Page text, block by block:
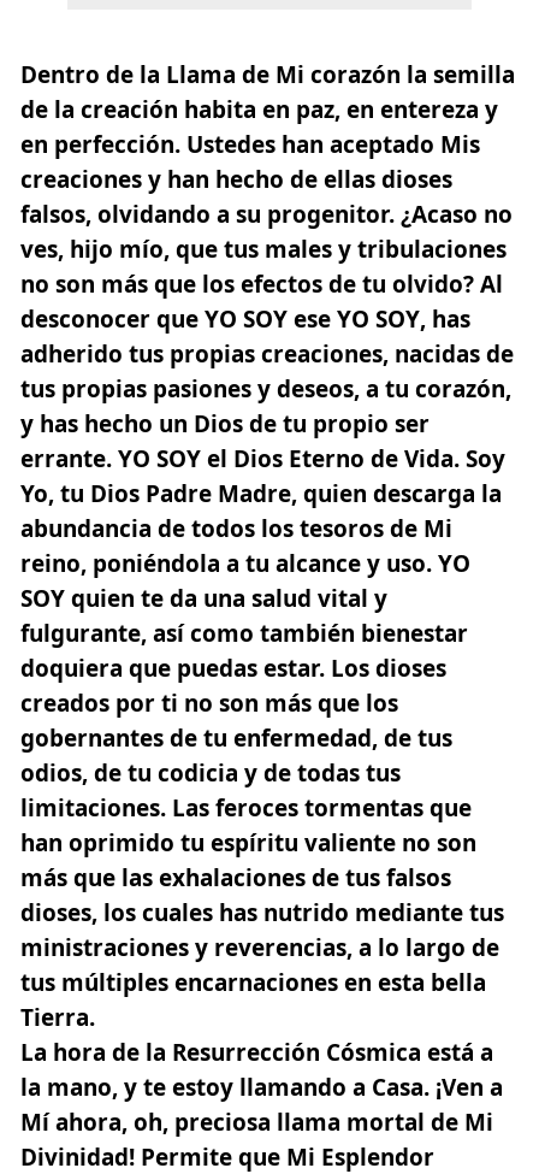
Dentro de la Llama de Mi corazón la semilla
de la creación habita en paz, en entereza y
en perfección. Ustedes han aceptado Mis
creaciones y han hecho de ellas dioses
falsos, olvidando a su progenitor. ¿Acaso no
ves, hijo mío, que tus males y tribulaciones
no son más que los efectos de tu olvido? Al
desconocer queYO SOYeseYO SOY, has
adherido tus propias creaciones, nacidas de
tus propias pasiones y deseos, a tu corazón,
y has hecho un Dios de tu propio ser
errante.YO SOYel Dios Eterno de Vida. Soy
Yo, tu Dios Padre Madre, quien descarga la
abundancia de todos los tesoros de Mi
reino, poniéndola a tu alcance y uso.YO
SOYquien te da una salud vital y
fulgurante, así como también bienestar
doquiera que puedas estar. Los dioses
creados por ti no son más que los
gobernantes de tu enfermedad, de tus
odios, de tu codicia y de todas tus
limitaciones. Las feroces tormentas que
han oprimido tu espíritu valiente no son
más que las exhalaciones de tus falsos
dioses, los cuales has nutrido mediante tus
ministraciones y reverencias, a lo largo de
tus múltiples encarnaciones en esta bella
Tierra.
La hora de la Resurrección Cósmica está a
la mano, y te estoy llamando a Casa. ¡Ven a
Mí ahora, oh, preciosa llama mortal de Mi
Divinidad! Permite que Mi Esplendor